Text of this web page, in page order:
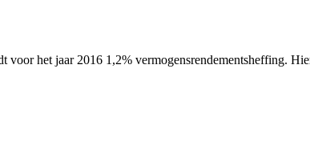
het jaar 2016 1,2% vermogensrendementsheffing.